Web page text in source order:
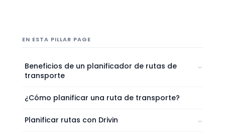
EN ESTA PILLAR PAGE
Beneficios de un planificador de rutas de
transporte
Optimización del tiempo y recursos
Mejora en la satisfacción del cliente
¿Cómo planificar una ruta de transporte?
Planificar rutas con Drivin